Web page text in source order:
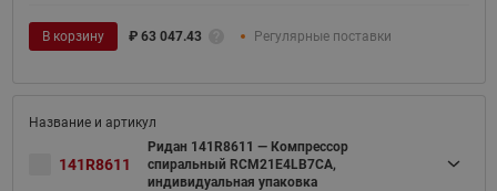
В корзину ₽ 63 047.43 Регулярные поставки
141R8611
Ридан 141R8611 — Компрессор
спиральный RCM21E4LB7CA,
индивидуальная упаковка